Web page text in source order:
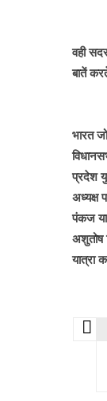
वही
बातें
भारत
प्रदेश
अध्यक्ष
पंकज
अशुतोष
यात्रा